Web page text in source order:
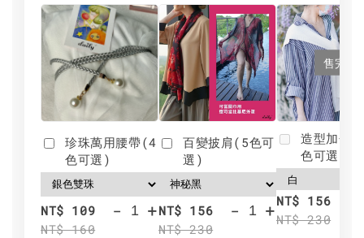
珍珠萬用腰帶(4
色可選)
NT$ 109
NT$ 160
- +
百變披肩(5色可
選)
NT$ 156
NT$ 230
- +
售完
造型加分
色可選)
NT$ 156
NT$ 230